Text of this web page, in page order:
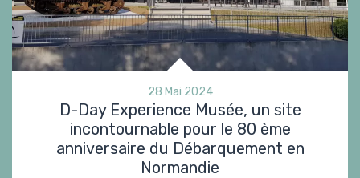
28 Mai 2024
D-Day Experience Musée, un site
incontournable pour le 80 ème
anniversaire du Débarquement en
Normandie